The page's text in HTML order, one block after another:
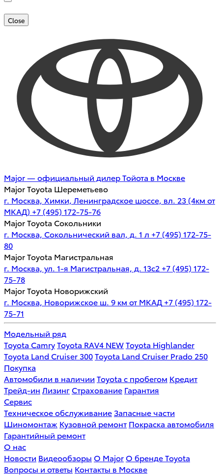
Close
Major — официальный дилер Тойота в Москве
Major Toyota Шереметьево
г. Москва, Химки, Ленинградское шоссе, вл. 23 (4км от
МКАД) +7 (495) 172-75-76
Major Toyota Сокольники
г. Москва, Сокольнический вал, д. 1 л +7 (495) 172-75-
80
Major Toyota Магистральная
г. Москва, ул. 1-я Магистральная, д. 13с2 +7 (495) 172-
75-78
Major Toyota Новорижский
г. Москва, Новорижское ш. 9 км от МКАД +7 (495) 172-
75-71
Модельный ряд
Toyota CamryToyota RAV4 NEWToyota Highlander
Toyota Land Cruiser 300Toyota Land Cruiser Prado 250
Покупка
Автомобили в наличии Toyota с пробегом Кредит
Трейд-ин Лизинг Страхование Гарантия
Сервис
Техническое обслуживаниеЗапасные части
Шиномонтаж Кузовной ремонт Покраска автомобиля
Гарантийный ремонт
О нас
Новости Видеообзоры О Major О бренде Toyota
Вопросы и ответы Контакты в Москве